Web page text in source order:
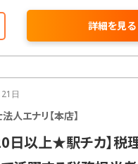
詳細を見る
日
人エナリ【本店】
日以上★駅チカ】税